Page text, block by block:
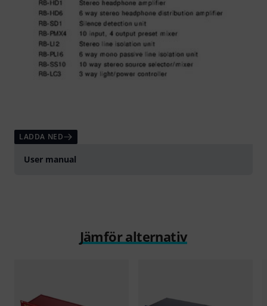
LADDA NED
User manual
Jämför alternativ